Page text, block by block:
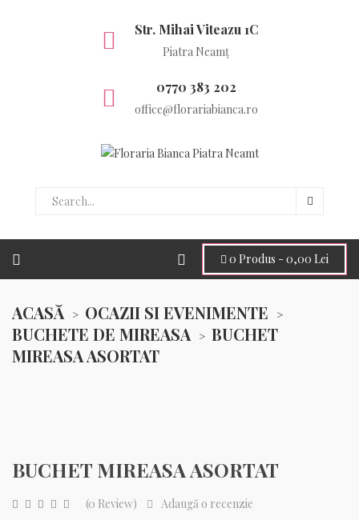
Str. Mihai Viteazu 1C
Piatra Neamț
0770 383 202
office@florariabianca.ro
0 Produs - 0,00 Lei
ACASĂ
OCAZII SI EVENIMENTE
BUCHETE DE MIREASA
BUCHET
MIREASA ASORTAT
BUCHET MIREASA ASORTAT
(0 Review)
Adaugă o recenzie